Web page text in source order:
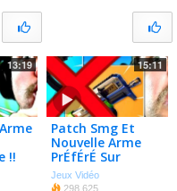
13:19
!!
15:11
Patch Smg Et
Nouvelle Arme
PrÉfÉrÉ Sur
Fortnite Battle
Royale !!
Jeux Vidéo
298 625